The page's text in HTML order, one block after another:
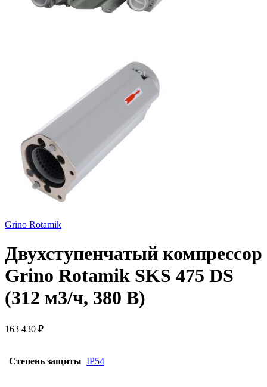
Grino Rotamik
Двухступенчатый компрессор
Grino Rotamik SKS 475 DS
(312 м3/ч, 380 В)
163 430 ₽
Степень защиты IP54